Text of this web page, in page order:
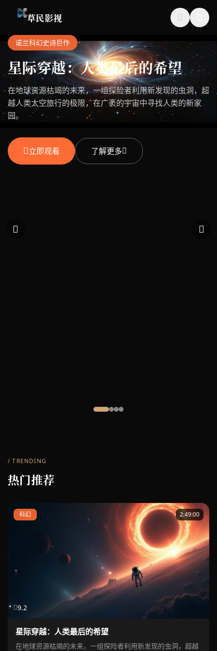
草民影视
诺兰科幻史诗巨作
星际穿越：人类最后的希望
在地球资源枯竭的未来，一组探险者利用新发现的虫洞，超
越人类太空旅行的极限，在广袤的宇宙中寻找人类的新家
园。
立即观看 了解更多
/ TRENDING
热门推荐
科幻 2:49:00
9.2
星际穿越：人类最后的希望
在地球资源枯竭的未来，一组探险者利用新发现的虫洞，超越